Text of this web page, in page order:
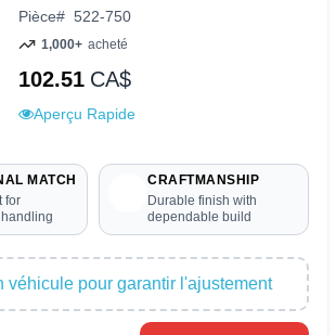
Pièce# 522-750
1,000+ acheté
102.51 CA$
Aperçu Rapide
MATCH
for
CRAFTMANSHIP
Durable finish with
dependable build
véhicule pour garantir l'ajustement